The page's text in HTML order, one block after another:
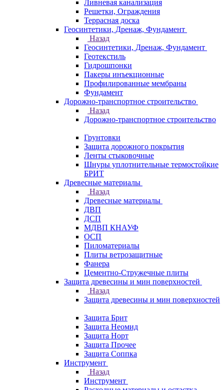
Ливневая канализация
Решетки, Ограждения
Террасная доска
Геосинтетики, Дренаж, Фундамент
Назад
Геосинтетики, Дренаж, Фундамент
Геотекстиль
Гидрошпонки
Пакеры инъекционные
Профилированные мембраны
Фундамент
Дорожно-транспортное строительство
Назад
Дорожно-транспортное строительство
Грунтовки
Защита дорожного покрытия
Ленты стыковочные
Шнуры уплотнительные термостойкие
БРИТ
Древесные материалы
Назад
Древесные материалы
ДВП
ДСП
МДВП КНАУФ
ОСП
Пиломатериалы
Плиты ветрозащитные
Фанера
Цементно-Стружечные плиты
Защита древесины и мин поверхностей
Назад
Защита древесины и мин поверхностей
Защита Брит
Защита Неомид
Защита Норт
Защита Прочее
Защита Соппка
Инструмент
Назад
Инструмент